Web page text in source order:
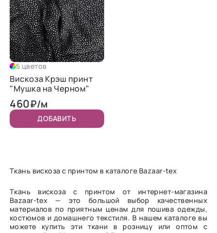
5 цветов
Вискоза Крэш принт
"Мушка на Черном"
460₽/м
ДОБАВИТЬ
Ткань вискоза с принтом в каталоге Bazaar-tex
Ткань вискоза с принтом от интернет-магазина
Bazaar-tex — это большой выбор качественных
материалов по приятным ценам для пошива одежды,
костюмов и домашнего текстиля. В нашем каталоге вы
можете купить эти ткани в розницу или оптом с